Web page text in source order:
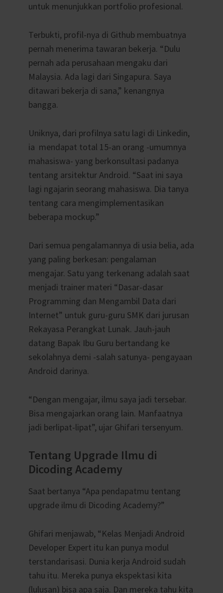
untuk menunjukkan portfolio profesional.
Terbukti, profil-nya di Github membuatnya
pernah menerima tawaran bekerja. “Dulu
pernah ada perusahaan mengaku dari
Malaysia. Ada lagi dari Singapura. Saya
ditawari bekerja di sana,” kenangnya
bangga.
Uniknya, dari profilnya satu lagi di Linkedin,
ia mendapat total 15-an orang -umumnya
mahasiswa- yang berkonsultasi padanya
tentang arsitektur Android. “Saat ini saya
lagi ngajarin seorang mahasiswa. Dia tanya
tentang cara mengimplementasikan
beberapa mockup.”
Dari semua pengalamannya di usia belia, ada
yang paling berkesan: pengalaman
mengajar. Satu yang terkenang adalah saat
menjadi trainer materi “Dasar-dasar
Programming dan Mengambil Data dari
Internet” untuk guru-guru SMK dari jurusan
Rekayasa Perangkat Lunak. Jauh-jauh
datang Bapak Ibu Guru bertandang ke
sekolahnya demi -salah satunya- pengayaan
Android darinya.
“Dengan mengajar, ilmu saya jadi tersebar.
Bisa mengajarkan orang lain. Manfaatnya
jadi berlipat-lipat”, ujar Ghifari tersenyum.
Tentang Upgrade Ilmu di
Dicoding Academy
Saat bertanya “Apa pendapatmu tentang
upgrade ilmu di Dicoding Academy?”
Ghifari menjawab, “Kelas Menjadi Android
Developer Expert itu kan punya modul
terstandarisasi. Dunia kerja Android sudah
tahu itu. Mereka punya ekspektasi kita
(lulusan) bisa apa saja. Dan mereka tahu kita